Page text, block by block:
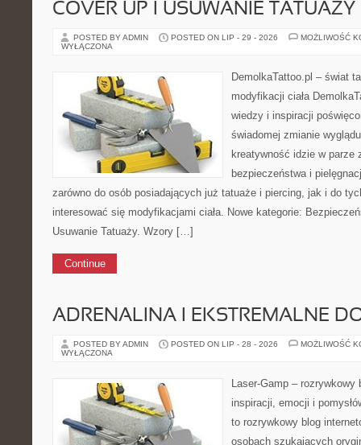
COVER UP I USUWANIE TATUAŻY
POSTED BY ADMIN POSTED ON LIP - 29 - 2026
MOŻLIWOŚĆ
WYŁĄCZONA
DemolkaTattoo.pl – świat
modyfikacji ciała
wiedzy i inspiracji
świadomej zmianie
kreatywność idzie w
bezpieczeństwa i
zarówno do osób posiadających już tatuaże i piercing, jak i do
interesować się modyfikacjami ciała. Nowe kategorie:
Usuwanie Tatuaży. Wzory […]
Continue
ADRENALINA I EKSTREMALNE
POSTED BY ADMIN POSTED ON LIP - 28 - 2026
MOŻLIWOŚĆ
WYŁĄCZONA
Laser-Gamp – rozrywkowy
inspiracji, emocji i
to rozrywkowy blog
osobach szukających